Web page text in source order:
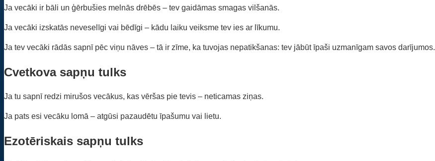
Ja vecāki ir bāli un ģērbušies melnās drēbēs – tev gaidāmas smagas vilšanās.
Ja vecāki izskatās neveselīgi vai bēdīgi – kādu laiku veiksme tev ies ar līkumu.
Ja tev vecāki rādās sapnī pēc viņu nāves – tā ir zīme, ka tuvojas nepatikšanas: tev jābūt īpaši uzmanīgam savos darījumos.
Cvetkova sapņu tulks
Ja tu sapnī redzi mirušos vecākus, kas vēršas pie tevis – neticamas ziņas.
Ja pats esi vecāku lomā – atgūsi pazaudētu īpašumu vai lietu.
Ezotēriskais sapņu tulks